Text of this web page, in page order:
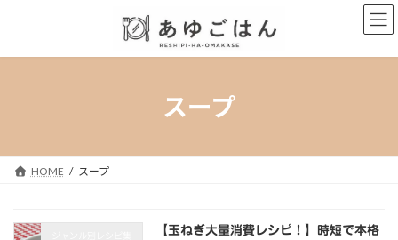
ン
ー
スープ
HOME スープ
【玉ねぎ大量消費レシピ！】時短で本格